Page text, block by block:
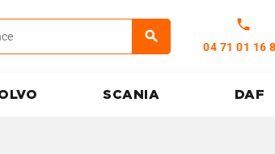
call
04 71 01 16
SCANIA DAF